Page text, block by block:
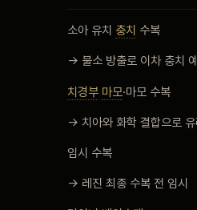
소아 유치 충치 수복
→ 불소 방출로 이차 충치
치경부 마모·마모 수복
→ 치아와 화학 결합으로 유
임시 수복
→ 레진 최종 수복 전 임시